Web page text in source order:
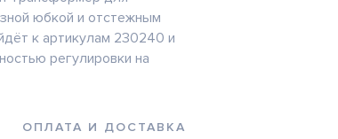
юбкой и отстежным
к артикулам 230240 и
регулировки на
ОПЛАТА И ДОСТАВКА